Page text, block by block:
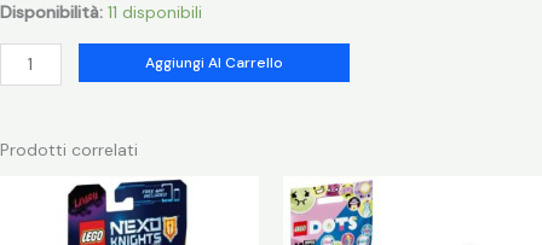
Disponibilità: 11 disponibili
LEGO
75119
sw
Aggiungi Al Carrello
Prodotti correlati